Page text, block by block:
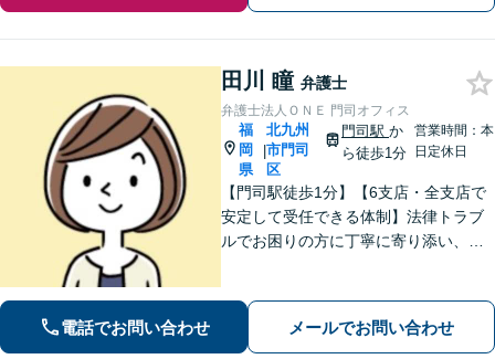
田川 瞳 弁護士
弁護士法人ＯＮＥ 門司オフィス
福
岡
県
|
北九州
市門司
区
門司駅 か
ら徒歩1分
営業時間：本
日定休日
【門司駅徒歩1分】【6支店・全支店で
安定して受任できる体制】法律トラブ
ルでお困りの方に丁寧に寄り添い、納
りの方はぜひご相談ください【駐車場
電話でお問い合わせ メールでお問い合わせ